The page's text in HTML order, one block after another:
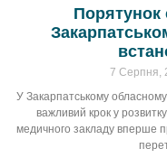
Порятунок
7 Серпня,
У Закарпатському обласному
важливий крок у розвитку
медичного закладу вперше